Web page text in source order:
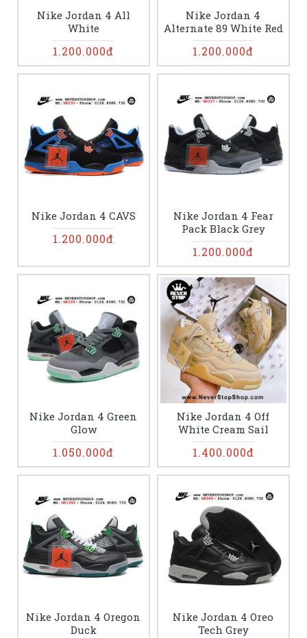
Nike Jordan 4 All
White
1.200.000đ
Nike Jordan 4
Alternate 89 White Red
1.200.000đ
Nike Jordan 4 CAVS
1.200.000đ
Nike Jordan 4 Fear
Pack Black Grey
1.200.000đ
Nike Jordan 4 Green
Glow
1.050.000đ
Nike Jordan 4 Off
White Cream Sail
1.400.000đ
Nike Jordan 4 Oregon
Duck
Nike Jordan 4 Oreo
Tech Grey